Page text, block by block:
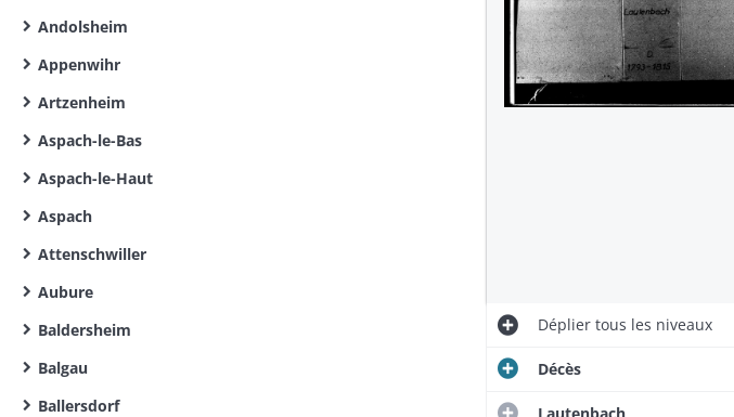
Andolsheim
Appenwihr
Artzenheim
Aspach-le-Bas
Aspach-le-Haut
Aspach
Attenschwiller
Aubure
Baldersheim
Balgau
Ballersdorf
Dépliertous les niveaux
Décès